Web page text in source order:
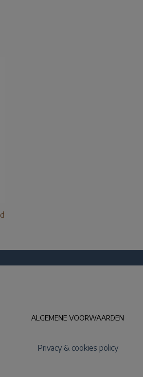
ALGEMENE VOORWAARDEN
Privacy & cookies policy